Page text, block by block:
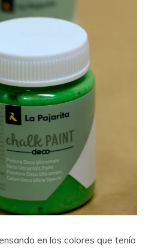
en los colores que tenía